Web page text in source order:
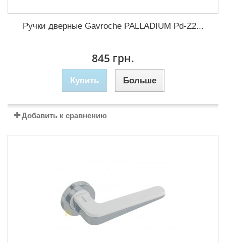
Ручки дверные Gavroche PALLADIUM Pd-Z2...
845 грн.
Купить Больше
Добавить к сравнению